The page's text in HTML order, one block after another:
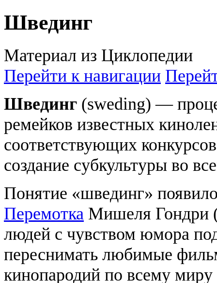
Швединг
Материал из Циклопедии
Перейти к навигации
Швединг (sweding) —
ремейков известных
соответствующих
создание субкультуры во
Понятие «швединг»
Перемотка Мишеля Гондри
людей с чувством юмора
переснимать любимые
кинопародий по всему